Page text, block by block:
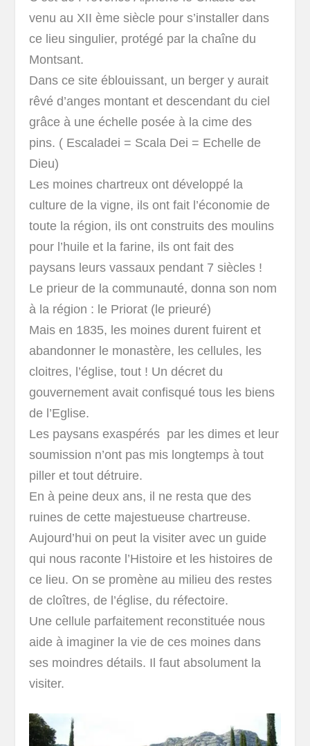
venu au XII ème siècle pour s’installer dans
ce lieu singulier, protégé par la chaîne du
Montsant.
Dans ce site éblouissant, un berger y aurait
rêvé d’anges montant et descendant du ciel
grâce à une échelle posée à la cime des
pins. ( Escaladei = Scala Dei = Echelle de
Dieu)
Les moines chartreux ont développé la
culture de la vigne, ils ont fait l’économie de
toute la région, ils ont construits des moulins
pour l’huile et la farine, ils ont fait des
paysans leurs vassaux pendant 7 siècles !
Le prieur de la communauté, donna son nom
à la région : le Priorat (le prieuré)
Mais en 1835, les moines durent fuirent et
abandonner le monastère, les cellules, les
cloitres, l’église, tout ! Un décret du
gouvernement avait confisqué tous les biens
de l’Eglise.
Les paysans exaspérés par les dimes et leur
soumission n’ont pas mis longtemps à tout
piller et tout détruire.
En à peine deux ans, il ne resta que des
ruines de cette majestueuse chartreuse.
Aujourd’hui on peut la visiter avec un guide
qui nous raconte l’Histoire et les histoires de
ce lieu. On se promène au milieu des restes
de cloîtres, de l’église, du réfectoire.
Une cellule parfaitement reconstituée nous
aide à imaginer la vie de ces moines dans
ses moindres détails. Il faut absolument la
visiter.